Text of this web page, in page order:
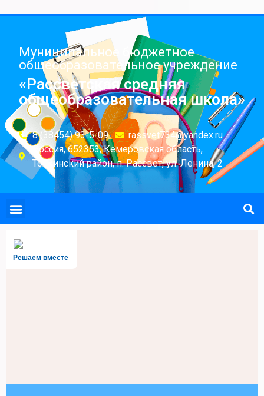
Муниципальное бюджетное
общеобразовательное учреждение
«Рассветская средняя
общеобразовательная школа»
8 (38454) 93-5-09
rassvet734@yandex.ru
Россия, 652353, Кемеровская область,
Топкинский район, п. Рассвет, ул. Ленина, 2
Решаем вместе